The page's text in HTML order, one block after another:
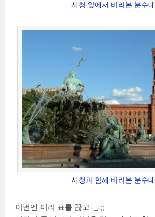
시청 앞에서 바라본 분수대
시청과 함께 바라본 분수대
이번엔 미리 표를 끊고 -_-;;